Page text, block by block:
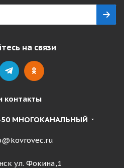
на связи
контакты
50 МНОГОКАНАЛЬНЫЙ
ул. Фокина,1